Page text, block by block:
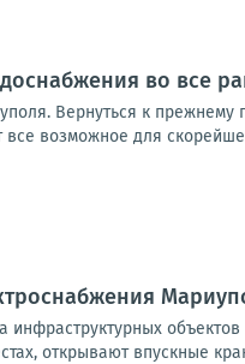
во все
Вернуться к
возможное для
открывают впускные